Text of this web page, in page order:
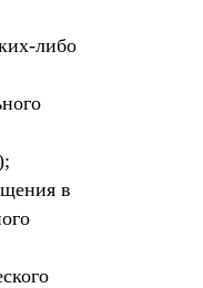
либо
в